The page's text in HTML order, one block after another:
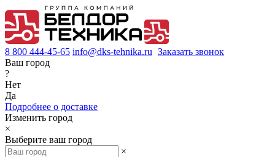
8 800 444-45-65 info@dks-tehnika.ru Заказать звонок
Ваш город
?
Нет
Да
Подробнее о доставке
Изменить город
×
Выберите ваш город
×